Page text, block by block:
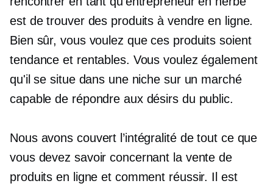
est de trouver des produits à vendre en ligne.
Bien sûr, vous voulez que ces produits soient
tendance et rentables. Vous voulez également
qu'il se situe dans une niche sur un marché
capable de répondre aux désirs du public.
Nous avons couvert l’intégralité de tout ce que
vous devez savoir concernant la vente de
produits en ligne et comment réussir. Il est